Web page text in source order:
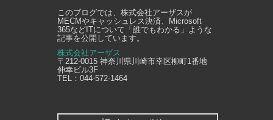
このブログでは、 株式会社アーザス が
MECMやキャッシュレス決済、Microsoft
365などITについて「誰でもわかる」ような
記事を公開しています。
株式会社アーザス
〒212-0015 神奈川県 川崎市幸区柳町1番地
伸幸ビル3F
TEL： 044-572-1464